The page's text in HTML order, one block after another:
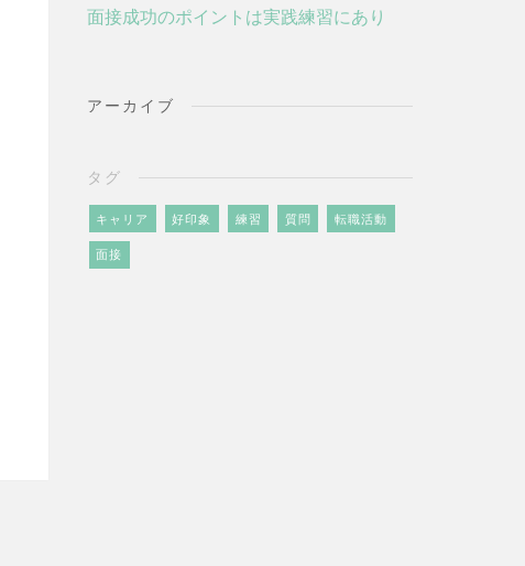
面接成功のポイントは実践練習にあり
アーカイブ
タグ
キャリア 好印象 練習 質問 転職活動
面接